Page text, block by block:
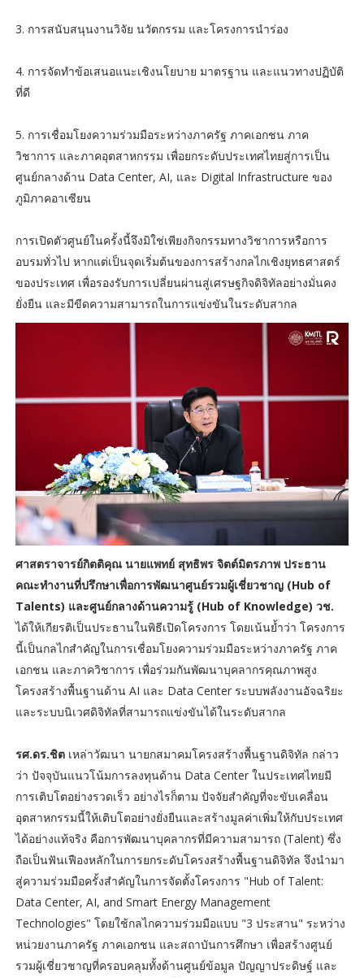
3. การสนับสนุนงานวิจัย นวัตกรรม และโครงการนำร่อง
4. การจัดทำข้อเสนอแนะเชิงนโยบาย มาตรฐาน และแนวทางปฏิบัติ
ที่ดี
5. การเชื่อมโยงความร่วมมือระหว่างภาครัฐ ภาคเอกชน ภาค
วิชาการ และภาคอุตสาหกรรม เพื่อยกระดับประเทศไทยสู่การเป็น
ศูนย์กลางด้าน Data Center, AI, และ Digital Infrastructure ของ
ภูมิภาคอาเซียน
การเปิดตัวศูนย์ในครั้งนี้จึงมิใช่เพียงกิจกรรมทางวิชาการหรือการ
อบรมทั่วไป หากแต่เป็นจุดเริ่มต้นของการสร้างกลไกเชิงยุทธศาสตร์
ของประเทศ เพื่อรองรับการเปลี่ยนผ่านสู่เศรษฐกิจดิจิทัลอย่างมั่นคง
ยั่งยืน และมีขีดความสามารถในการแข่งขันในระดับสากล
ศาสตราจารย์กิตติคุณ นายแพทย์ สุทธิพร จิตต์มิตรภาพ ประธาน
คณะทำงานที่ปรึกษาเพื่อการพัฒนาศูนย์รวมผู้เชี่ยวชาญ (Hub of
Talents) และศูนย์กลางด้านความรู้ (Hub of Knowledge) วช.
ได้ให้เกียรติเป็นประธานในพิธีเปิดโครงการ โดยเน้นย้ำว่า โครงการ
นี้เป็นกลไกสำคัญในการเชื่อมโยงความร่วมมือระหว่างภาครัฐ ภาค
เอกชน และภาควิชาการ เพื่อร่วมกันพัฒนาบุคลากรคุณภาพสูง
โครงสร้างพื้นฐานด้าน AI และ Data Center ระบบพลังงานอัจฉริยะ
และระบบนิเวศดิจิทัลที่สามารถแข่งขันได้ในระดับสากล
รศ.ดร.ชิตเหล่าวัฒนา นายกสมาคมโครงสร้างพื้นฐานดิจิทัล กล่าว
ว่า ปัจจุบันแนวโน้มการลงทุนด้าน Data Center ในประเทศไทยมี
การเติบโตอย่างรวดเร็ว อย่างไรก็ตาม ปัจจัยสำคัญที่จะขับเคลื่อน
อุตสาหกรรมนี้ให้เติบโตอย่างยั่งยืนและสร้างมูลค่าเพิ่มให้กับประเทศ
ได้อย่างแท้จริง คือการพัฒนาบุคลากรที่มีความสามารถ (Talent) ซึ่ง
ถือเป็นฟันเฟืองหลักในการยกระดับโครงสร้างพื้นฐานดิจิทัล จึงนำมา
สู่ความร่วมมือครั้งสำคัญในการจัดตั้งโครงการ "Hub of Talent:
Data Center, AI, and Smart Energy Management
Technologies" โดยใช้กลไกความร่วมมือแบบ "3 ประสาน" ระหว่าง
หน่วยงานภาครัฐ ภาคเอกชน และสถาบันการศึกษา เพื่อสร้างศูนย์
รวมผู้เชี่ยวชาญที่ครอบคลุมทั้งด้านศูนย์ข้อมูล ปัญญาประดิษฐ์ และ